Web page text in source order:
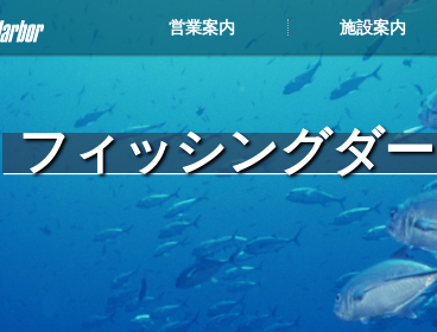
営業案内 施設案内
施設案内TOP
施設案内
ボート・ヨット展示
フィッシングダ